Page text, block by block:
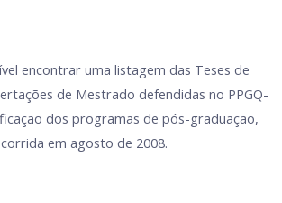
encontrar uma listagem das Teses de
de Mestrado defendidas no PPGQ-
dos programas de pós-graduação,
em agosto de 2008.